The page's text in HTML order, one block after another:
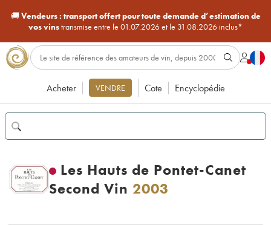
🚚Vendeurs : transport offert pour toute demande d’estimation de
vos vinstransmise entre le 01.07.2026 et le 31.08.2026 inclus*
Acheter VENDRE Cote Encyclopédie
Les Hauts de Pontet-Canet
Second Vin 2003